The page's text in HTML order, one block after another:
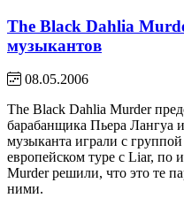
The Black Dahlia
музыкантов
08.05.2006
The Black Dahlia Murder
барабанщика Пьера Лангуа
музыканта играли с
европейском туре с Liar, по
Murder решили, что это те
ними.